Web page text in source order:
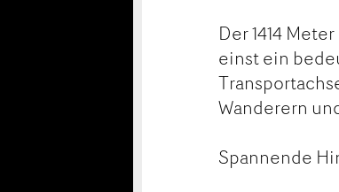
Der 1414
einst ein
Wanderern
Spannende